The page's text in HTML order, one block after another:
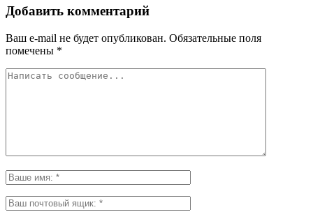
Добавить комментарий
Ваш e-mail не будет опубликован. Обязательные поля
помечены *